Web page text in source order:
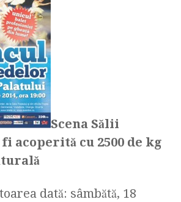
Scena Sălii
acoperită cu 2500 de kg
dată: sâmbătă, 18